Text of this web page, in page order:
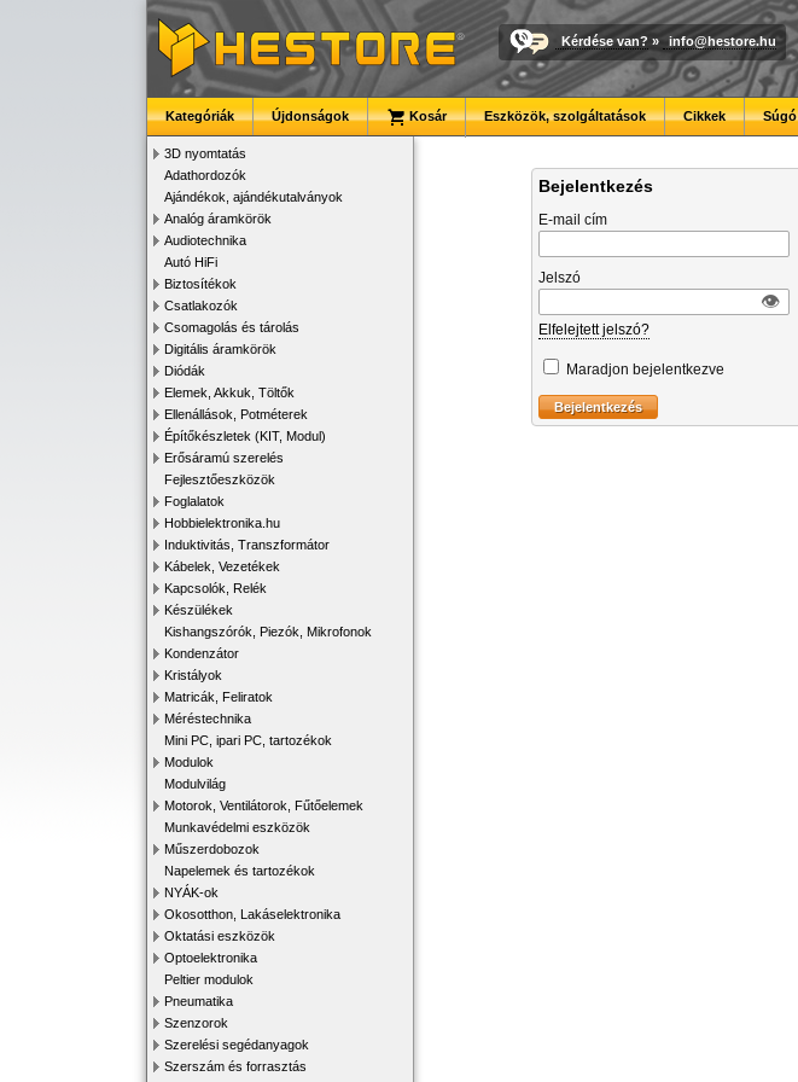
Kérdése van? » info@hestore.hu
Kategóriák Újdonságok Kosár Eszközök, szolgáltatások Cikkek Súgó
3D nyomtatás
Adathordozók
Ajándékok, ajándékutalványok
Analóg áramkörök
Audiotechnika
Autó HiFi
Biztosítékok
Csatlakozók
Csomagolás és tárolás
Digitális áramkörök
Diódák
Elemek, Akkuk, Töltők
Ellenállások, Potméterek
Építőkészletek (KIT, Modul)
Erősáramú szerelés
Fejlesztőeszközök
Foglalatok
Hobbielektronika.hu
Induktivitás, Transzformátor
Kábelek, Vezetékek
Kapcsolók, Relék
Készülékek
Kishangszórók, Piezók, Mikrofonok
Kondenzátor
Kristályok
Matricák, Feliratok
Méréstechnika
Mini PC, ipari PC, tartozékok
Modulok
Modulvilág
Motorok, Ventilátorok, Fűtőelemek
Munkavédelmi eszközök
Műszerdobozok
Napelemek és tartozékok
NYÁK-ok
Okosotthon, Lakáselektronika
Oktatási eszközök
Optoelektronika
Peltier modulok
Pneumatika
Szenzorok
Szerelési segédanyagok
Szerszám és forrasztás
Bejelentkezés
E-mail cím
Jelszó
👁︎
Elfelejtett jelszó?
Maradjon bejelentkezve